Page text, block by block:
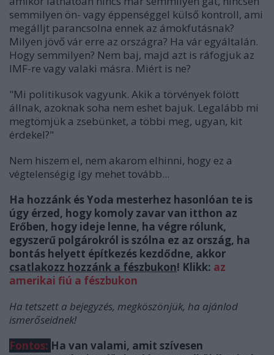
semmilyen ön- vagy éppenséggel külső kontroll, ami
megálljt parancsolna ennek az ámokfutásnak?
Milyen jövő vár erre az országra? Ha vár egyáltalán.
Hogy semmilyen? Nem baj, majd azt is ráfogjuk az
IMF-re vagy valaki másra. Miért is ne?
"Mi politikusok vagyunk. Akik a törvények fölött
állnak, azoknak soha nem eshet bajuk. Legalább mi
megtömjük a zsebünket, a többi meg, ugyan, kit
érdekel?"
Nem hiszem el, nem akarom elhinni, hogy ez a
végtelenségig így mehet tovább...
Ha hozzánk és Yoda mesterhez hasonlóan te is
úgy érzed, hogy komoly zavar van itthon az
Erőben, hogy ideje lenne, ha végre rólunk,
egyszerű polgárokról is szólna ez az ország, ha
bontás helyett építkezés kezdődne, akkor
csatlakozz hozzánk a fészbukon! Klikk: az
amerikai fiú a fészbukon
Ha tetszett a bejegyzés, megköszönjük, ha ajánlod
ismerőseidnek!
Fontos: Ha van valami, amit szívesen